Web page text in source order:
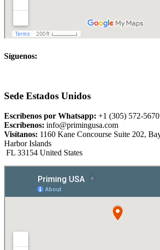
Síguenos:
Sede Estados Unidos
Escríbenos por Whatsapp: +1 (305) 572-5670
Escríbenos: info@primingusa.com
Visítanos: 1160 Kane Concourse Suite 202,
Harbor Islands
FL 33154 United States